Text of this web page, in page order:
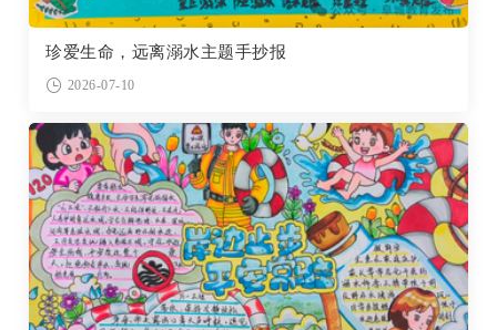
珍爱生命，远离溺水主题手抄报
2026-07-10